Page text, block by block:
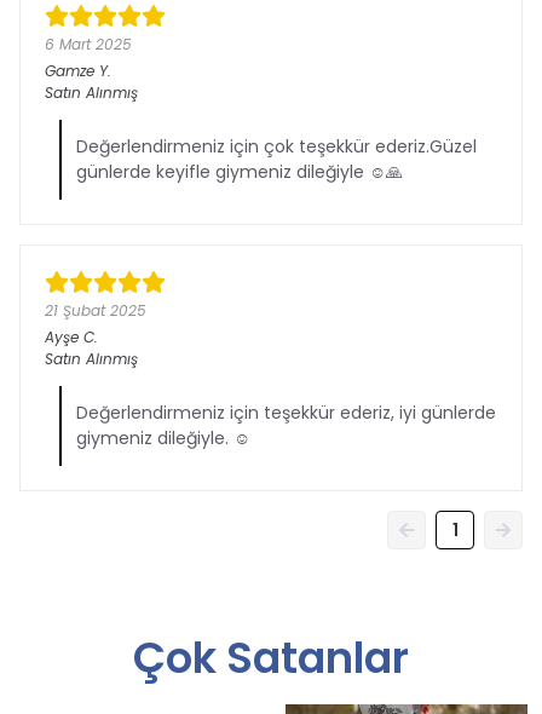
6 Mart 2025
Gamze Y.
Satın Alınmış
Değerlendirmeniz için çok teşekkür ederiz.Güzel
günlerde keyifle giymeniz dileğiyle ☺️🙏
21 Şubat 2025
Ayşe C.
Satın Alınmış
Değerlendirmeniz için teşekkür ederiz, iyi günlerde
giymeniz dileğiyle. ☺️
1
Çok Satanlar